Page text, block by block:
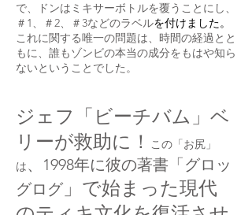
で、ドンはミキサーボトルを覆うことにし、
＃1、＃2、＃3などのラベルを付けました。
これに関する唯一の問題は、時間の経過とと
もに、誰もゾンビの本当の成分をもはや知ら
ないということでした。
ジェフ「ビーチバム」ベ
リーが救助に！
この「お尻」
は、1998年に彼の著書「グロッ
グログ」で始まった現代